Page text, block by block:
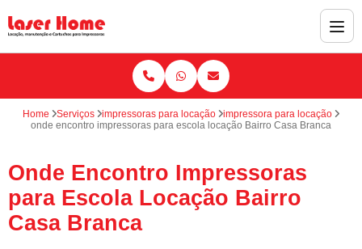
Home Serviços impressoras para locação
impressora para locação
onde encontro impressoras para escola locação Bairro Casa Branca
Onde Encontro Impressoras
para Escola Locação Bairro
Casa Branca